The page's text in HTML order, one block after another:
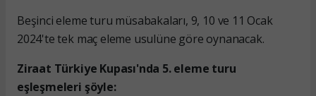
Beşinci eleme turu müsabakaları, 9, 10 ve 11 Ocak
2024'te tek maç eleme usulüne göre oynanacak.
Ziraat Türkiye Kupası'nda 5. eleme turu
eşleşmeleri şöyle: